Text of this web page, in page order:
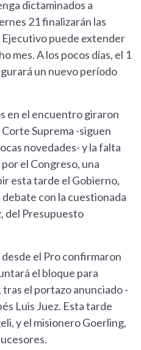
dictaminados a
21 finalizarán las
puede extender
mes. A los pocos días, el 1
un nuevo período
en el encuentro giraron
Suprema -siguen
novedades- y la falta
el Congreso, una
esta tarde el Gobierno,
con la cuestionada
del Presupuesto
el Pro confirmaron
el bloque para
el portazo anunciado -
Luis Juez. Esta tarde
y el misionero Goerling,